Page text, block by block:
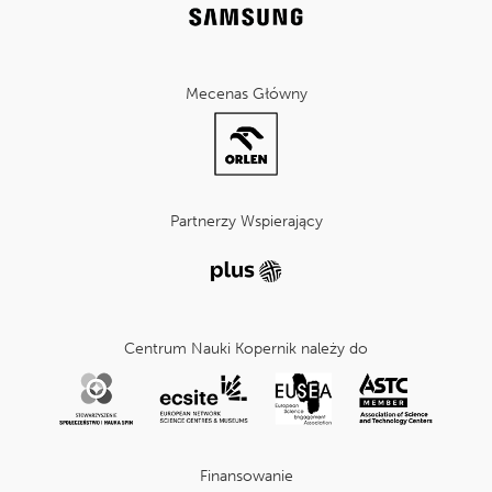
Mecenas Główny
Partnerzy Wspierający
Centrum Nauki Kopernik należy do
Finansowanie